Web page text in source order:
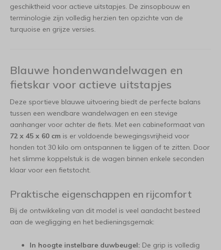
geschiktheid voor actieve uitstapjes. De zinsopbouw en
terminologie zijn volledig herzien ten opzichte van de
turquoise en grijze versies.
Blauwe hondenwandelwagen en
fietskar voor actieve uitstapjes
Deze sportieve blauwe uitvoering biedt de perfecte balans
tussen een wendbare wandelwagen en een stevige
aanhanger voor achter de fiets. Met een cabineformaat van
72 x 45 x 60 cm is er voldoende bewegingsvrijheid voor
honden tot 30 kilo om ontspannen te liggen of te zitten. Door
het slimme koppelstuk is de wagen binnen enkele seconden
klaar voor een fietstocht.
Praktische eigenschappen en rijcomfort
Bij de ontwikkeling van dit model is veel aandacht besteed
aan de wegligging en het bedieningsgemak:
In hoogte instelbare duwbeugel: De grip is volledig